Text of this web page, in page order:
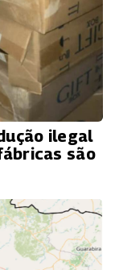
ilegal
são